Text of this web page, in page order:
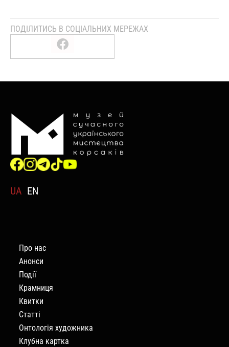
ПОДІЛИТИСЬ В СОЦІАЛЬНИХ МЕРЕЖАХ
UA EN
Про нас
Анонси
Події
Крамниця
Квитки
Статті
Онтологія художника
Клубна картка